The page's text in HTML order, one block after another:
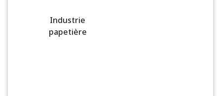
Industrie
papetière